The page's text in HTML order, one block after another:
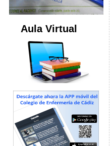
Aula Virtual